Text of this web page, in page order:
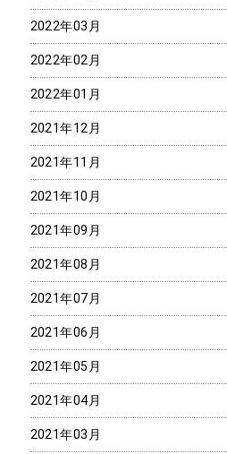
2022年03月
2022年02月
2022年01月
2021年12月
2021年11月
2021年10月
2021年09月
2021年08月
2021年07月
2021年06月
2021年05月
2021年04月
2021年03月